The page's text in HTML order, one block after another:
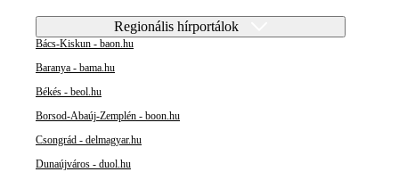
Regionális hírportálok
Bács-Kiskun - baon.hu
Baranya - bama.hu
Békés - beol.hu
Borsod-Abaúj-Zemplén - boon.hu
Csongrád - delmagyar.hu
Dunaújváros - duol.hu